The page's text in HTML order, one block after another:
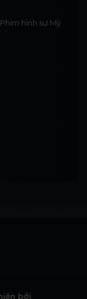
hình sự Mỹ
bởi